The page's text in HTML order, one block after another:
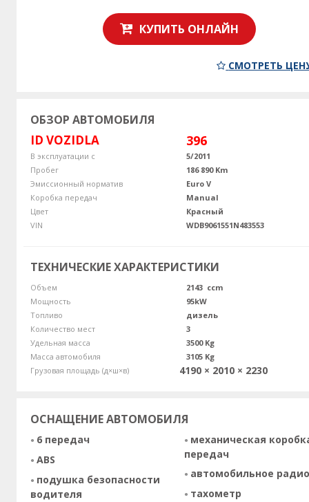
КУПИТЬ ОНЛАЙН
СМОТРЕТЬ
ОБЗОР АВТОМОБИЛЯ
ID VOZIDLA 396
В эксплуатации с
5/2011
Пробег
186 890 Km
Эмиссионный норматив
Euro V
Коробка передач
Manual
Цвет
Красный
VIN
WDB9061551N483553
ТЕХНИЧЕСКИЕ ХАРАКТЕРИСТИКИ
Объем
2143 ccm
Мощность
95kW
Топливо
дизель
Количество мест
3
Удельная масса
3500 Kg
Масса автомобиля
3105 Kg
Грузовая площадь (д×ш×в)
4190 × 2010 × 2230
ОСНАЩЕНИЕ АВТОМОБИЛЯ
6 передач
ABS
подушка безопасности
водителя
механическая
передач
автомобильное радио
тахометр